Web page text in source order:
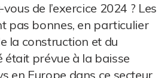
de l’exercice 2024 ? Les
pas bonnes, en particulier
la construction et du
était prévue à la baisse
en Europe dans ce secteur